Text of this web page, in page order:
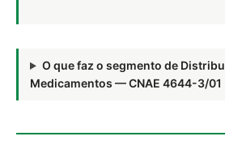
O que faz o segmento de
Medicamentos — CNAE 4644-3/01